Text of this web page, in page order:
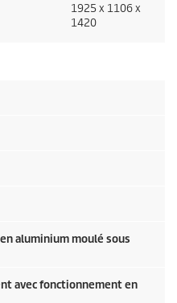
1925 x 1106 x
1420
aluminium moulé sous
avec fonctionnement en